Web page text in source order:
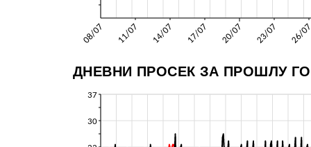
ДНЕВНИ ПРОСЕК ЗА ПРОШЛУ